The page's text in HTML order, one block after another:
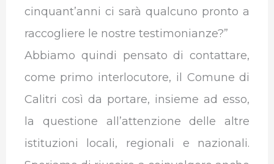
cinquant’anni ci sarà qualcuno pronto a
raccogliere le nostre testimonianze?”
Abbiamo quindi pensato di contattare,
come primo interlocutore, il Comune di
Calitri così da portare, insieme ad esso,
la questione all’attenzione delle altre
istituzioni locali, regionali e nazionali.